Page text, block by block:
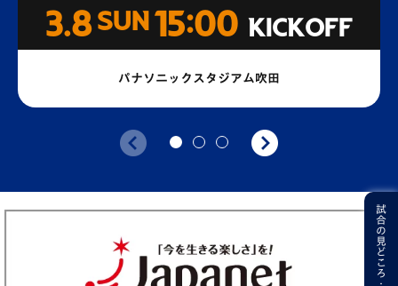
3.8 SUN 15:00 KICKOFF
パナソニックスタジアム吹田
試合の見どころ・データ